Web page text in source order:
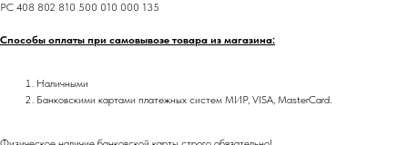
РС 408 802 810 500 010 000 135
Способы оплаты при самовывозе товара из магазина:
Наличными
Банковскими картами платежных систем МИР, VISA, MasterCard.